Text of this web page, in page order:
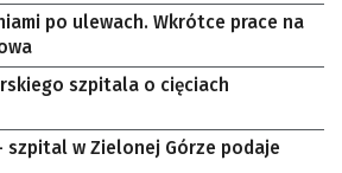
po ulewach. Wkrótce prace na
szpitala o cięciach
szpital w Zielonej Górze podaje